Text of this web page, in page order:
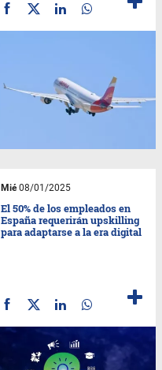
Mié08/01/2025
El 50% de los empleados en
España requerirán upskilling
para adaptarse a la era digital